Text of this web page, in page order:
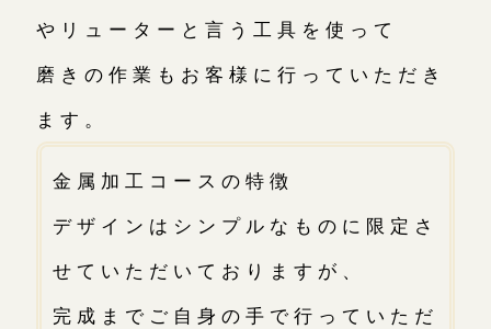
やリューターと言う工具を使って
磨きの作業もお客様に行っていただき
ます。
金属加工コースの特徴
デザインはシンプルなものに限定さ
せていただいておりますが、
完成までご自身の手で行っていただ